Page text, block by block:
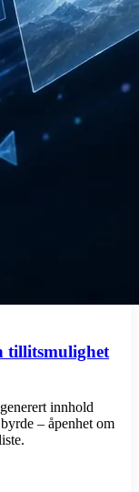
tillitsmulighet
innhold
– åpenhet om